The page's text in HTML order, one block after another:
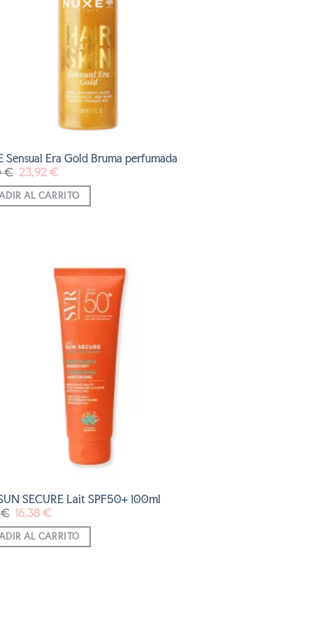
Sensual Era Gold Bruma perfumada
€ El
precio
original
era:
29,90 €.
23,92€El
actual
es:
23,92 €.
AL CARRITO
SECURE Lait SPF50+ 100ml
€ El
precio
original
era:
18,20 €.
16,38€El
actual
es:
16,38 €.
AL CARRITO